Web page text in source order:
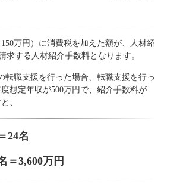
万円）に消費税を加えた額が、人材紹
求する人材紹介手数料となります。
転職支援を行った場合、転職支援を行っ
想定年収が500万円で、紹介手数料が
、
24名
＝3,600万円